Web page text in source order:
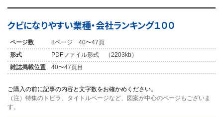
クビになりやすい業種・会社ランキング１００
ページ数
8ページ 40〜47頁
形式
PDFファイル形式 （2203kb）
雑誌掲載位置
40〜47頁目
ご購入の前に記事の内容と文字数をお確かめください。
（注）特集のトビラ、タイトルページなど、図案が中心のページもございま
す。